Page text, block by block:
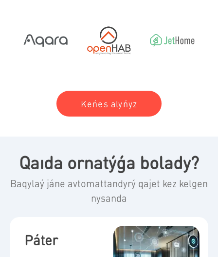
Keńes alyńyz
Qaıda ornatýǵa bolady?
Baqylaý jáne avtomattandyrý qajet kez kelgen
nysanda
Páter